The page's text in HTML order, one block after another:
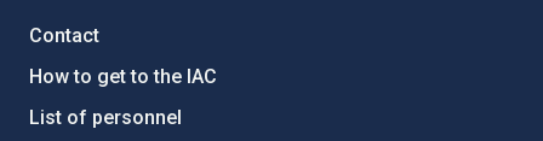
Contact
How to get to the IAC
List of personnel